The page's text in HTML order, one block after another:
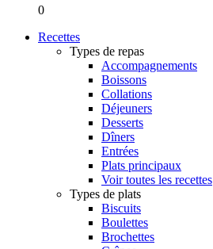
0
Recettes
Types de repas
Accompagnements
Boissons
Collations
Déjeuners
Desserts
Dîners
Entrées
Plats principaux
Voir toutes les recettes
Types de plats
Biscuits
Boulettes
Brochettes